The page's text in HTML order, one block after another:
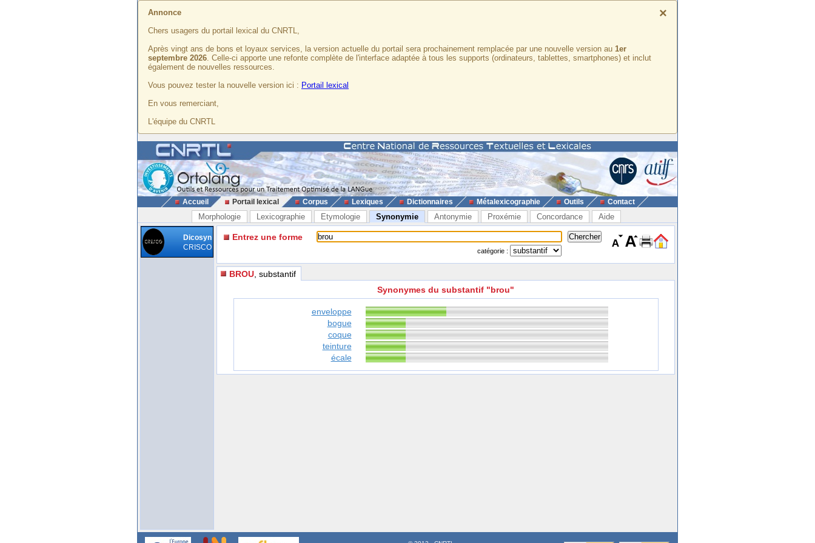
×
Annonce
Chers usagers du portail lexical du CNRTL,
Après vingt ans de bons et loyaux services, la version actuelle du portail sera prochainement remplacée par une nouvelle version au 1er
septembre 2026. Celle-ci apporte une refonte complète de l'interface adaptée à tous les supports (ordinateurs, tablettes, smartphones) et inclut
également de nouvelles ressources.
Vous pouvez tester la nouvelle version ici : Portail lexical
En vous remerciant,
L'équipe du CNRTL
Accueil Portail lexical Corpus Lexiques Dictionnaires Métalexicographie Outils Contact
Morphologie Lexicographie Etymologie Synonymie Antonymie Proxémie Concordance Aide
Dicosyn
CRISCO
Entrez une forme
catégorie :
BROU , substantif
Synonymes du substantif "brou"
enveloppe
bogue
coque
teinture
écale